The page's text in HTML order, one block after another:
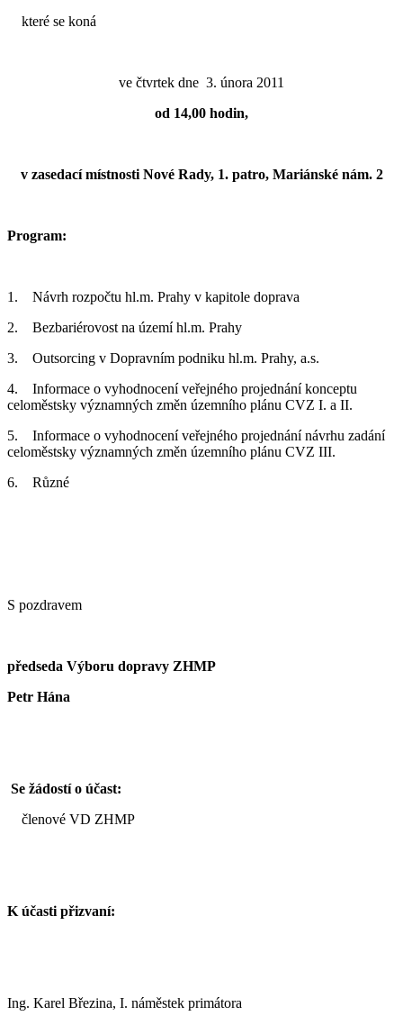
které se koná
ve čtvrtek dne 3. února 2011
od 14,00 hodin,
v zasedací místnosti Nové Rady, 1. patro, Mariánské nám. 2
Program:
1. Návrh rozpočtu hl.m. Prahy v kapitole doprava
2. Bezbariérovost na území hl.m. Prahy
3. Outsorcing v Dopravním podniku hl.m. Prahy, a.s.
4. Informace o vyhodnocení veřejného projednání konceptu
celoměstsky významných změn územního plánu CVZ I. a II.
5. Informace o vyhodnocení veřejného projednání návrhu zadání
celoměstsky významných změn územního plánu CVZ III.
6. Různé
S pozdravem
předseda Výboru dopravy ZHMP
Petr Hána
Se žádostí o účast:
členové VD ZHMP
K účasti přizvaní:
Ing. Karel Březina, I. náměstek primátora